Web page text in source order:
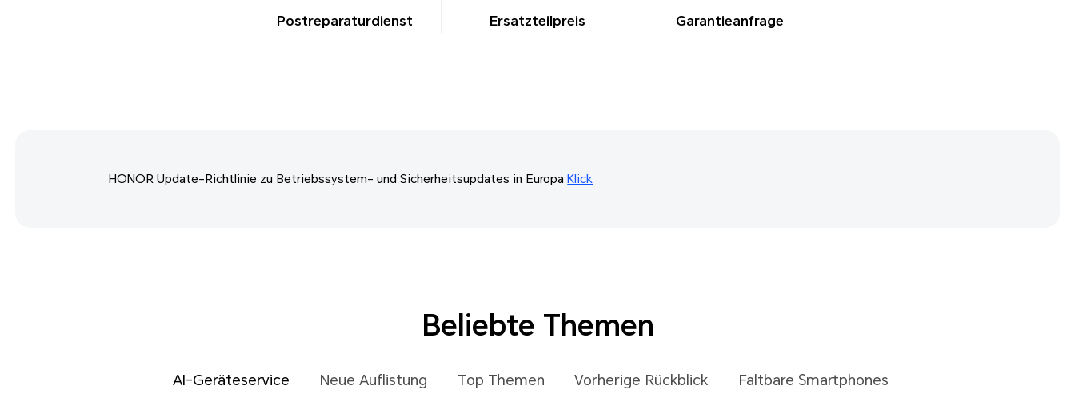
Postreparaturdienst Ersatzteilpreis Garantieanfrage
HONOR Update-Richtlinie zu Betriebssystem- und Sicherheitsupdates in EuropaKlick
Beliebte Themen
AI-Geräteservice Neue Auflistung Top Themen Vorherige Rückblick Faltbare Smartphones